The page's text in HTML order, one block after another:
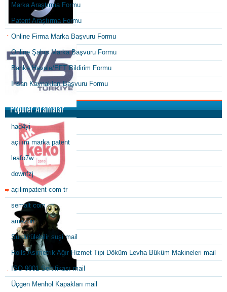
Marka Araştırma Formu
Patent Araştırma Formu
Online Firma Marka Başvuru Formu
Online Şahıs Marka Başvuru Formu
Banka Havale/EFT Bildirim Formu
İnsan Kaynakları Başvuru Formu
Popüler Aramalar
had4yi
açılım marka patent
leafo7w
downfzj
açilimpatent com tr
semalt com
amazon
Sürdürülebilir suşi mail
Rolls Asimetrik Ağır Hizmet Tipi Döküm Levha Büküm Makineleri mail
ISO 9001 Sertifikası mail
Üçgen Menhol Kapakları mail